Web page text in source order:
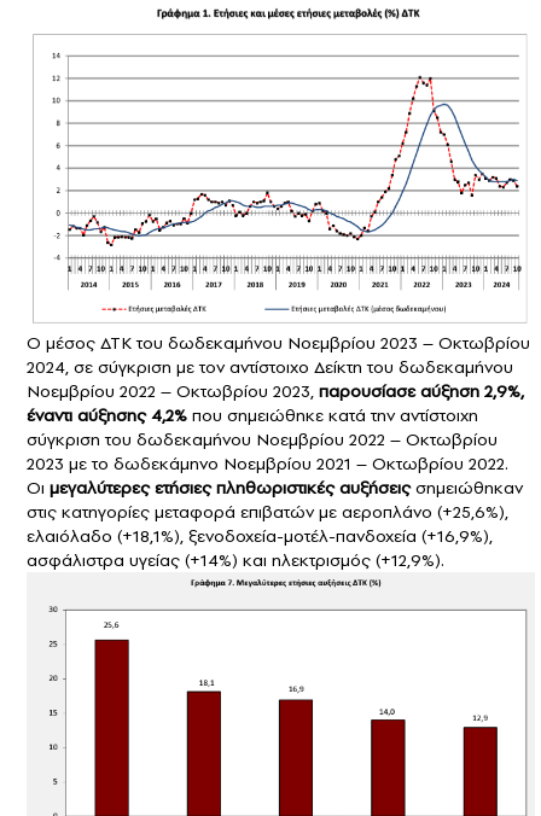
Ο μέσος ΔΤΚ του δωδεκαμήνου Νοεμβρίου 2023 – Οκτωβρίου
2024, σε σύγκριση με τον αντίστοιχο Δείκτη του δωδεκαμήνου
Νοεμβρίου 2022 – Οκτωβρίου 2023, παρουσίασε αύξηση 2,9%,
έναντι αύξησης 4,2% που σημειώθηκε κατά την αντίστοιχη
σύγκριση του δωδεκαμήνου Νοεμβρίου 2022 – Οκτωβρίου
2023 με το δωδεκάμηνο Νοεμβρίου 2021 – Οκτωβρίου 2022.
Οι μεγαλύτερες ετήσιες πληθωριστικές αυξήσειςσημειώθηκαν
στις κατηγορίες μεταφορά επιβατών με αεροπλάνο (+25,6%),
ελαιόλαδο (+18,1%), ξενοδοχεία-μοτέλ-πανδοχεία (+16,9%),
ασφάλιστρα υγείας (+14%) και ηλεκτρισμός (+12,9%).